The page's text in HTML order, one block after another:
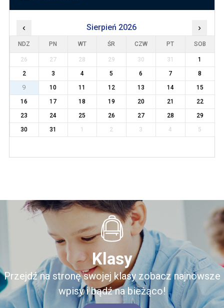
‹ Sierpień 2026 ›
NDZ PN WT ŚR CZW PT SOB
26 27 28 29 30 31
1
2
3 4 5 6 7
8
9
10 11 12 13 14
15
16
17 18 19 20 21
22
23
24 25 26 27 28
29
30
31 1 2 3 4 5
Klasy
Przejdź na stronę swojej klasy zobacz najnowsze
wpisy i bądź na bieżąco!